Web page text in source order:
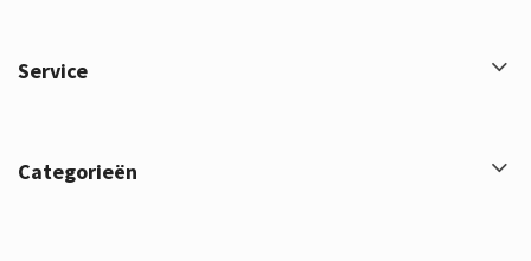
Service
Categorieën